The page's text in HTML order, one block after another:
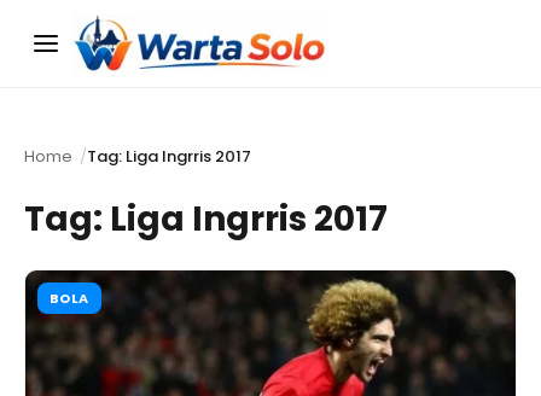
Menu
Home Tag: Liga Ingrris 2017
Tag: Liga Ingrris 2017
BOLA